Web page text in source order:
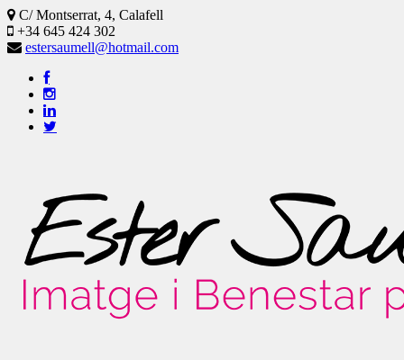
C/ Montserrat, 4, Calafell
+34 645 424 302
estersaumell@hotmail.com